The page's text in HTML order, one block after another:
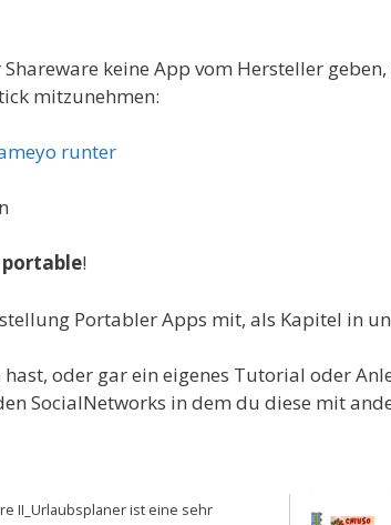
keine App vom Hersteller
mitzunehmen:
runter
!
Portabler Apps mit, als Kapitel in
oder gar ein eigenes Tutorial oder
SocialNetworks in dem du diese mit
II_Urlaubsplaner ist eine sehr